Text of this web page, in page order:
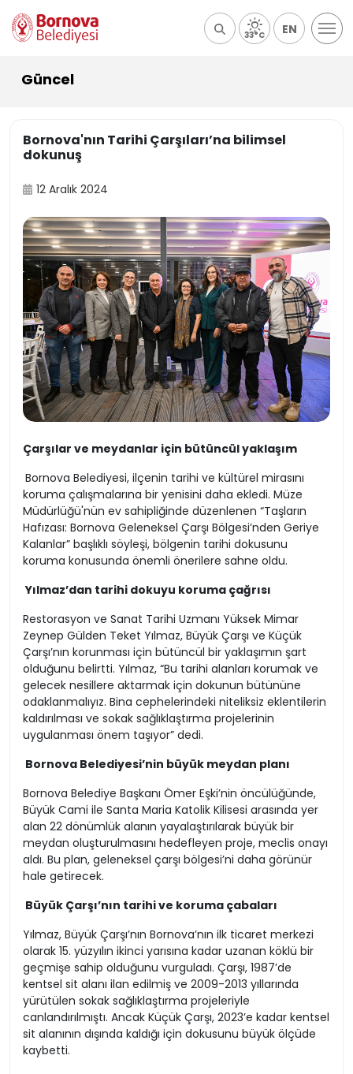
33°C EN
Güncel
Bornova'nın Tarihi Çarşıları’na bilimsel
dokunuş
12 Aralık 2024
Çarşılar ve meydanlar için bütüncül yaklaşım
Bornova Belediyesi, ilçenin tarihi ve kültürel mirasını
koruma çalışmalarına bir yenisini daha ekledi. Müze
Müdürlüğü'nün ev sahipliğinde düzenlenen “Taşların
Hafızası: Bornova Geleneksel Çarşı Bölgesi’nden Geriye
Kalanlar” başlıklı söyleşi, bölgenin tarihi dokusunu
koruma konusunda önemli önerilere sahne oldu.
Yılmaz’dan tarihi dokuyu koruma çağrısı
Restorasyon ve Sanat Tarihi Uzmanı Yüksek Mimar
Zeynep Gülden Teket Yılmaz, Büyük Çarşı ve Küçük
Çarşı’nın korunması için bütüncül bir yaklaşımın şart
olduğunu belirtti. Yılmaz, “Bu tarihi alanları korumak ve
gelecek nesillere aktarmak için dokunun bütününe
odaklanmalıyız. Bina cephelerindeki niteliksiz eklentilerin
kaldırılması ve sokak sağlıklaştırma projelerinin
uygulanması önem taşıyor” dedi.
Bornova Belediyesi’nin büyük meydan planı
Bornova Belediye Başkanı Ömer Eşki’nin öncülüğünde,
Büyük Cami ile Santa Maria Katolik Kilisesi arasında yer
alan 22 dönümlük alanın yayalaştırılarak büyük bir
meydan oluşturulmasını hedefleyen proje, meclis onayı
aldı. Bu plan, geleneksel çarşı bölgesi’ni daha görünür
hale getirecek.
Büyük Çarşı’nın tarihi ve koruma çabaları
Yılmaz, Büyük Çarşı’nın Bornova’nın ilk ticaret merkezi
olarak 15. yüzyılın ikinci yarısına kadar uzanan köklü bir
geçmişe sahip olduğunu vurguladı. Çarşı, 1987’de
kentsel sit alanı ilan edilmiş ve 2009-2013 yıllarında
yürütülen sokak sağlıklaştırma projeleriyle
canlandırılmıştı. Ancak Küçük Çarşı, 2023’e kadar kentsel
sit alanının dışında kaldığı için dokusunu büyük ölçüde
kaybetti.